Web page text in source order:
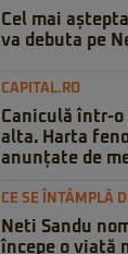
Cel mai
va debuta pe
CAPITAL.RO
Caniculă într-
alta. Harta
anunțate de
CE SE ÎNTÂMPLĂ
Neti Sandu
începe o viață